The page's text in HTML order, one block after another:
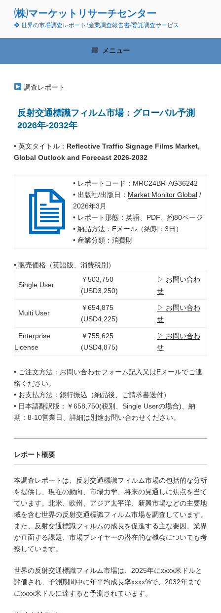
ン
(株)マーケットリサーチセンター
❖ 世界の市場調査レポート/産業調査報告書/委託調査サービス
メニュー
調査レポート
反射交通標識フィルム市場：グローバル予測
2026年-2032年
• 英文タイトル： Reflective Traffic Signage Films Market,
Global Outlook and Forecast 2026-2032
• レポートコード：MRC24BR-AG36242
• 出版社/出版日： Market Monitor Global/
2026年3月
• レポート形態：英語、PDF、約80ページ
• 納品方法：Eメール（納期：3日）
• 産業分類：消費財
• 販売価格（英語版、消費税別）
Single User
￥503,750
(USD3,250)
▷ お問い合わ
せ
Multi User
￥654,875
(USD4,225)
▷ お問い合わ
せ
Enterprise
License
￥755,625
(USD4,875)
▷ お問い合わ
せ
• ご注文方法：お問い合わせフォーム記入又はEメールでご連
絡ください。
• お支払方法：銀行振込（納品後、ご請求書送付）
• 日本語翻訳版：￥658,750(税別、Single Userの場合)、納
期：8-10営業日、詳細は別途お問い合わせください。
レポート概要
本調査レポートは、反射交通標識フィルム市場の包括的な分析
を提供し、現在の動向、市場力学、将来の見通しに焦点を当て
ています。北米、欧州、アジア太平洋、新興市場などの主要地
域を含む世界の反射交通標識フィルム市場を調査しています。
また、反射交通標識フィルムの成長を促進する主な要因、業界
が直面する課題、市場プレイヤーの潜在的な機会についても考
察しています。
世界の反射交通標識フィルム市場は、2025年にxxxx米ドルと
評価され、予測期間中に年平均成長率xxxx%で、2032年まで
にxxxx米ドルに達すると予測されています。